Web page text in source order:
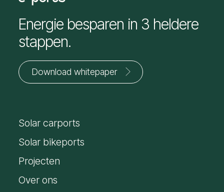
Energie besparen in 3 heldere
stappen.
Download whitepaper
*
E-
mailadres
Solar carports
Solar bikeports
Projecten
Over ons